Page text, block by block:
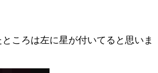
ころは左に星が付いてると思いま